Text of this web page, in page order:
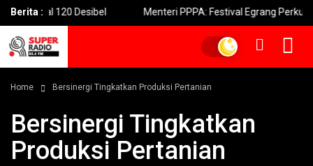
Berita :120 Desibel Menteri PPPA: Festival Egrang Perkuat
Home Bersinergi Tingkatkan Produksi Pertanian
Bersinergi Tingkatkan
Produksi Pertanian